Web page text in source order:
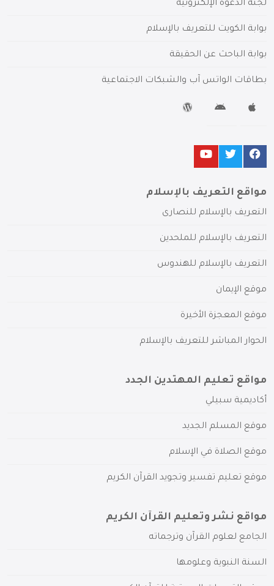
لجنة الدعوة الإلكترونية
بوابة الكويت للتعريف بالإسلام
بوابة الباحث عن الحقيقة
بطاقات الواتس آب والشبكات الاجتماعية
مواقع التعريف بالإسلام
التعريف بالإسلام للنصارى
التعريف بالإسلام للملحدين
التعريف بالإسلام للهندوس
موقع الإيمان
موقع المعجزة الأخيرة
الحوار المباشر للتعريف بالإسلام
مواقع تعليم المهتدين الجدد
أكاديمية سبيلي
موقع المسلم الجديد
موقع الصلاة في الإسلام
موقع تعليم تفسير وتجويد القرآن الكريم
مواقع نشر وتعليم القرآن الكريم
الجامع لعلوم القرآن وترجماته
السنة النبوية وعلومها